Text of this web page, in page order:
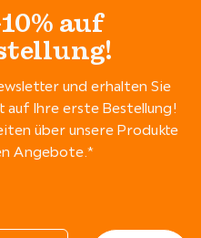
auf
und erhalten Sie
auf Ihre erste Bestellung!
über unsere Produkte
Angebote.*